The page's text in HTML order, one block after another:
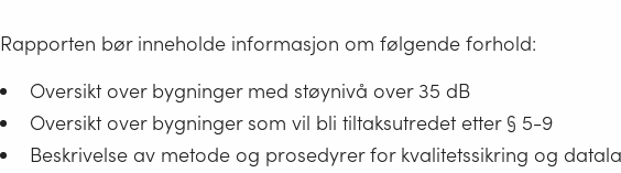
Rapporten bør inneholde informasjon om følgende forhold:
Oversikt over bygninger med støynivå over 35 dB
Oversikt over bygninger som vil bli tiltaksutredet etter § 5-9
Beskrivelse av metode og prosedyrer for kvalitetssikring og